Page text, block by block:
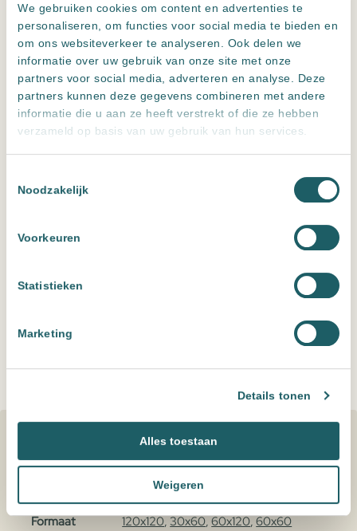
We gebruiken cookies om content en advertenties te
personaliseren, om functies voor social media te bieden en
om ons websiteverkeer te analyseren. Ook delen we
informatie over uw gebruik van onze site met onze
partners voor social media, adverteren en analyse. Deze
partners kunnen deze gegevens combineren met andere
informatie die u aan ze heeft verstrekt of die ze hebben
verzameld op basis van uw gebruik van hun services.
Noodzakelijk
Voorkeuren
Statistieken
Marketing
Details tonen
Alles toestaan
Weigeren
Cromat Gris
Uitvoering
Wissen
Vraag een offerte aan voor de beste prijs
Cromat
aantal
Toevoegen aan offerte
Bruin, Taupe
Formaat 120x120, 30x60,60x120,60x60